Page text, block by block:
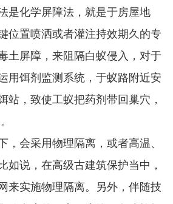
是化学屏障法，就是于房屋地
位置喷洒或者灌注持效期久的专
土屏障，来阻隔白蚁侵入，对于
用饵剂监测系统，于蚁路附近安
站，致使工蚁把药剂带回巢穴，
，会采用物理隔离，或者高温、
如说，在高级古建筑保护当中，
来实施物理隔离。另外，伴随技